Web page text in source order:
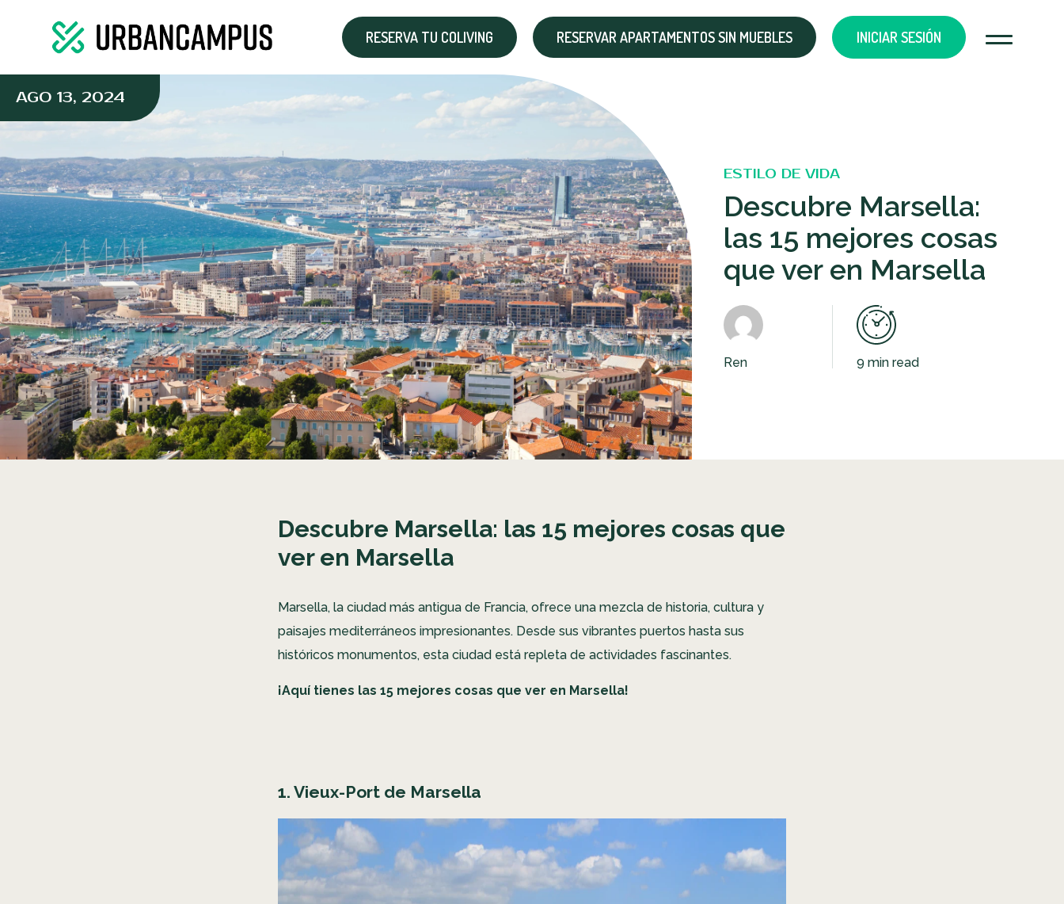
RESERVA TU COLIVING RESERVAR APARTAMENTOS SIN MUEBLES INICIAR SESIÓN
AGO 13, 2024
ESTILO DE VIDA
Descubre Marsella:
las 15 mejores cosas
que ver en Marsella
Ren 9 min read
Descubre Marsella: las 15 mejores cosas que
ver en Marsella
Marsella, la ciudad más antigua de Francia, ofrece una mezcla de historia, cultura y
paisajes mediterráneos impresionantes. Desde sus vibrantes puertos hasta sus
históricos monumentos, esta ciudad está repleta de actividades fascinantes.
¡Aquí tienes las 15 mejores cosas que ver en Marsella!
1. Vieux-Port de Marsella